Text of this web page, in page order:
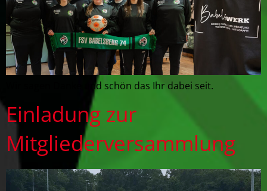
Wir sagen Danke und schön das Ihr dabei seit.
Einladung zur
Mitgliederversammlung